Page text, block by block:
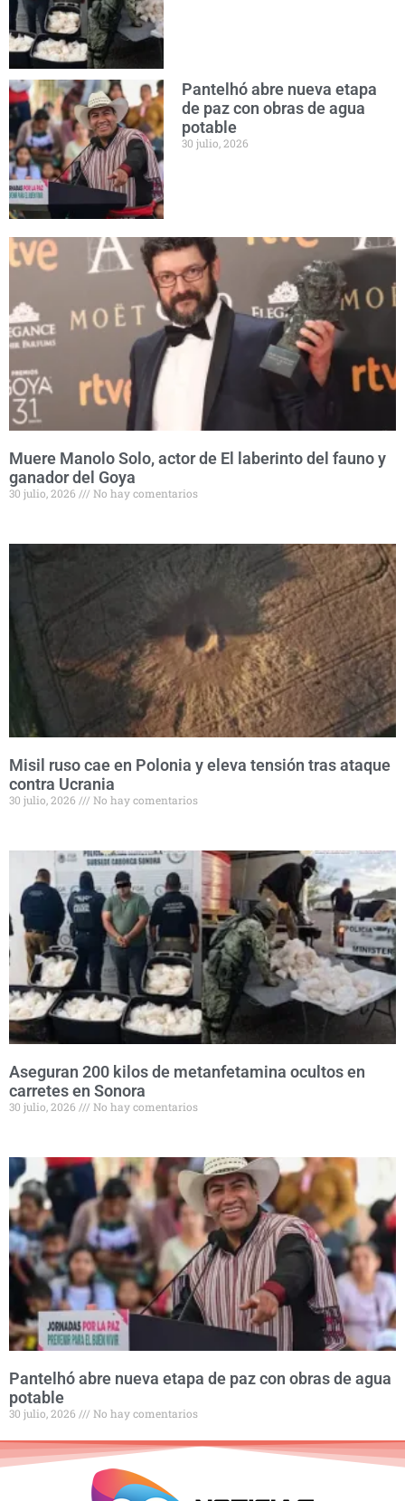
Pantelhó abre nueva etapa
de paz con obras de agua
potable
30 julio, 2026
Muere Manolo Solo, actor de El laberinto del fauno y
ganador del Goya
30 julio, 2026 No hay comentarios
Misil ruso cae en Polonia y eleva tensión tras ataque
contra Ucrania
30 julio, 2026 No hay comentarios
Aseguran 200 kilos de metanfetamina ocultos en
carretes en Sonora
30 julio, 2026 No hay comentarios
Pantelhó abre nueva etapa de paz con obras de agua
potable
30 julio, 2026 No hay comentarios